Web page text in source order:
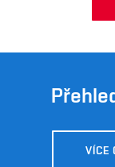
VÍCE